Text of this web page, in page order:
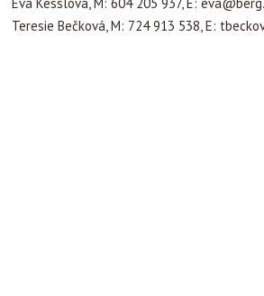
Teresie Bečková, M: 724 913 538, E: